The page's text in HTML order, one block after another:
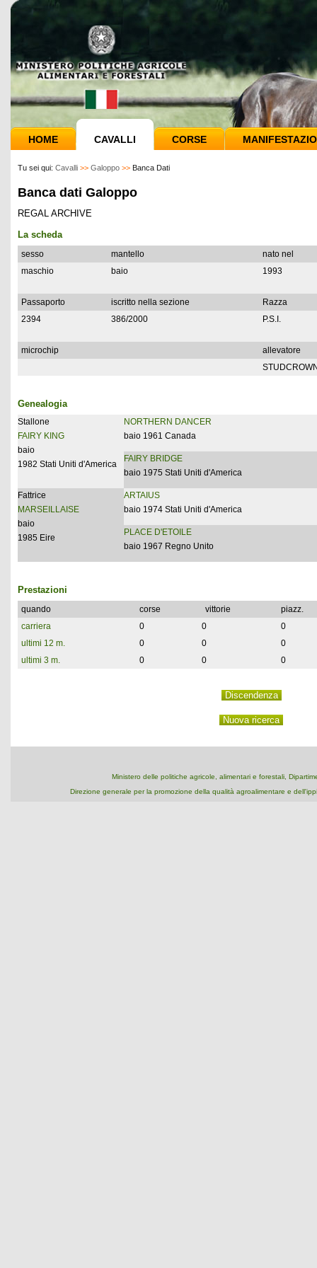
HOME CAVALLI CORSE
Tu sei qui: Cavalli >> Galoppo >> Banca Dati
Banca dati Galoppo
REGAL ARCHIVE
La scheda
sesso mantello
nato nel
maschio
baio 1993
Passaporto iscritto nella sezione
Razza
2394
386/2000 P.S.I.
microchip
allevatore
Genealogia
Stallone
FAIRY KING
baio
1982 Stati Uniti d'America
NORTHERN DANCER
baio 1961 Canada
FAIRY BRIDGE
baio 1975 Stati Uniti d'America
Fattrice
MARSEILLAISE
baio
1985 Eire
ARTAIUS
baio 1974 Stati Uniti d'America
PLACE D'ETOILE
baio 1967 Regno Unito
Prestazioni
quando corse vittorie
piazz.
carriera
0 0
0
ultimi 12 m.
0 0
0
ultimi 3 m.
0 0 0
Ministero delle politiche agricole, alimentari e forestali,
Direzione generale per la promozione della qualità agroalimentare e